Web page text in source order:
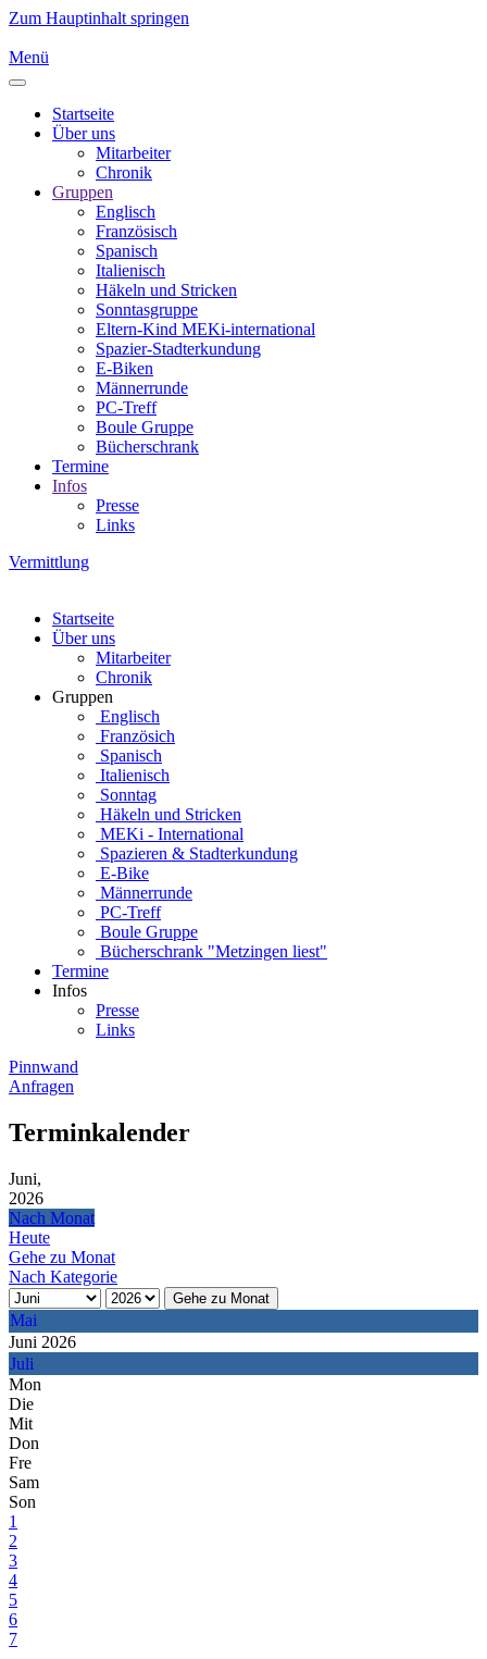
Zum Hauptinhalt springen
Menü
Startseite
Über uns
Mitarbeiter
Chronik
Gruppen
Englisch
Französisch
Spanisch
Italienisch
Häkeln und Stricken
Sonntasgruppe
Eltern-Kind MEKi-international
Spazier-Stadterkundung
E-Biken
Männerrunde
PC-Treff
Boule Gruppe
Bücherschrank
Termine
Infos
Presse
Links
Vermittlung
Startseite
Über uns
Mitarbeiter
Chronik
Gruppen
Englisch
Französich
Spanisch
Italienisch
Sonntag
Häkeln und Stricken
MEKi - International
Spazieren & Stadterkundung
E-Bike
Männerrunde
PC-Treff
Boule Gruppe
Bücherschrank "Metzingen liest"
Termine
Infos
Presse
Links
Pinnwand
Anfragen
Terminkalender
Juni,
2026
Nach Monat
Heute
Gehe zu Monat
Nach Kategorie
Gehe zu Monat
Mai
Juni 2026
Juli
Mon
Die
Mit
Don
Fre
Sam
Son
1
2
3
4
5
6
7